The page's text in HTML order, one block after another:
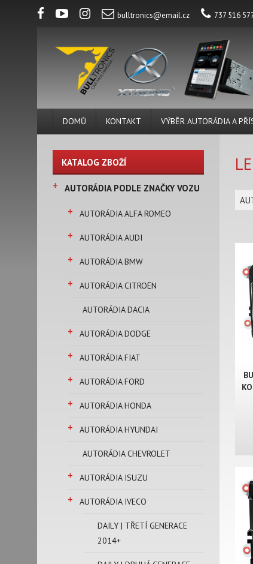
bulltronics@email.cz 737 516
DOMŮ KONTAKT VÝBĚR AUTORÁDIA A
KATALOG ZBOŽÍ
+ AUTORÁDIA PODLE ZNAČKY VOZU
+ AUTORÁDIA ALFA ROMEO
+ AUTORÁDIA AUDI
+ AUTORÁDIA BMW
+ AUTORÁDIA CITROËN
AUTORÁDIA DACIA
+ AUTORÁDIA DODGE
+ AUTORÁDIA FIAT
+ AUTORÁDIA FORD
+ AUTORÁDIA HONDA
+ AUTORÁDIA HYUNDAI
AUTORÁDIA CHEVROLET
+ AUTORÁDIA ISUZU
+ AUTORÁDIA IVECO
DAILY | TŘETÍ GENERACE
2014+